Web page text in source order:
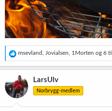
R
e
a
k
s
j
o
msevland Jovialsen 1Morten og 6 til
LarsUlv
Norbrygg-medlem